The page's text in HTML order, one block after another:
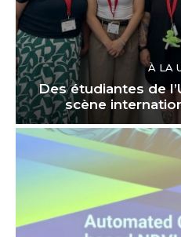
À LA
Des étudiantes de
scène